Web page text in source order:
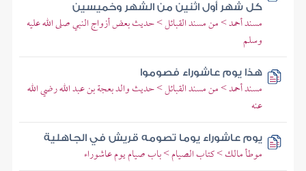
كل شهر أول اثنين من الشهر وخميسين
مسند أحمد > من مسند القبائل > حديث بعض أزواج النبي صلى الله عليه
وسلم
هذا يوم عاشوراء فصوموا
مسند أحمد > من مسند القبائل > حديث والد بعجة بن عبد الله رضي الله
عنه
يوم عاشوراء يوما تصومه قريش في الجاهلية
موطأ مالك > كتاب الصيام > باب صيام يوم عاشوراء